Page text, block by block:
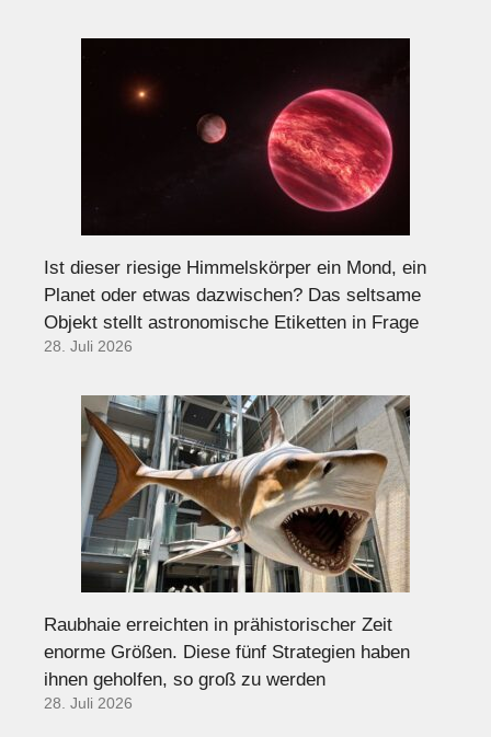
Ist dieser riesige Himmelskörper ein Mond, ein
Planet oder etwas dazwischen? Das seltsame
Objekt stellt astronomische Etiketten in Frage
28. Juli 2026
Raubhaie erreichten in prähistorischer Zeit
enorme Größen. Diese fünf Strategien haben
ihnen geholfen, so groß zu werden
28. Juli 2026